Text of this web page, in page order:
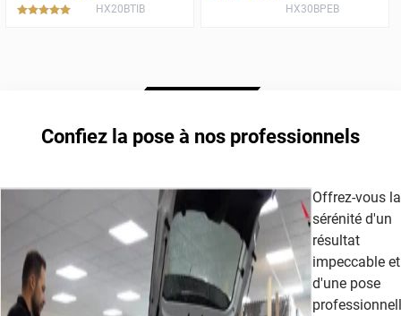
*****HX20BTIB HX30BPEB
Confiez la pose à nos professionnels
Offrez-vous la
sérénité d'un
résultat
impeccable et
d'une pose